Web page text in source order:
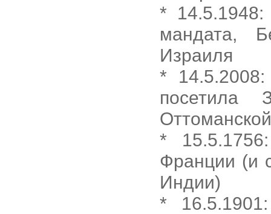
* 14.5.1948:
мандата,
Израиля
*
посетила
*
Франции (и
Индии)
*